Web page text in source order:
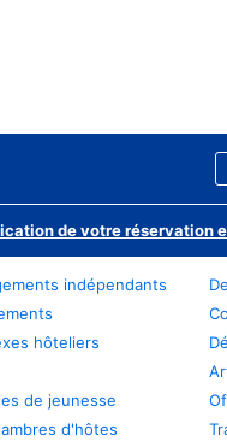
de votre réservation
indépendants
hôteliers
de jeunesse
d'hôtes